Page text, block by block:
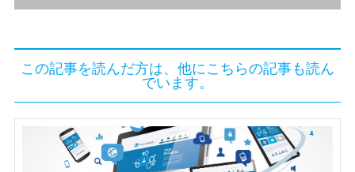
この記事を読んだ方は、他にこちらの記事も読ん
でいます。